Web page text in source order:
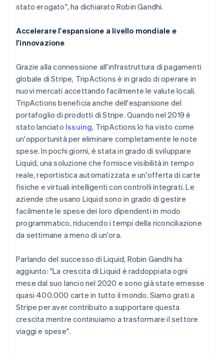
stato erogato", ha dichiarato Robin Gandhi.
Accelerare l'espansione a livello mondiale e
l'innovazione
Grazie alla connessione all'infrastruttura di pagamenti
globale di Stripe, TripActions è in grado di operare in
nuovi mercati accettando facilmente le valute locali.
TripActions beneficia anche dell'espansione del
portafoglio di prodotti di Stripe. Quando nel 2019 è
stato lanciato Issuing, TripActions lo ha visto come
un'opportunità per eliminare completamente le note
spese. In pochi giorni, è stata in grado di sviluppare
Liquid, una soluzione che fornisce visibilità in tempo
reale, reportistica automatizzata e un'offerta di carte
fisiche e virtuali intelligenti con controlli integrati. Le
aziende che usano Liquid sono in grado di gestire
facilmente le spese dei loro dipendenti in modo
programmatico, riducendo i tempi della riconciliazione
da settimane a meno di un'ora.
Parlando del successo di Liquid, Robin Gandhi ha
aggiunto: "La crescita di Liquid è raddoppiata ogni
mese dal suo lancio nel 2020 e sono già state emesse
quasi 400.000 carte in tutto il mondo. Siamo grati a
Stripe per aver contribuito a supportare questa
crescita mentre continuiamo a trasformare il settore
viaggi e spese".
Australia
English
Austria
DeutschEnglish
Belgio
Nederlands Français Deutsch English
Brasile
PortuguêsEnglish
Bulgaria
English
Canada
Français
Cina continentale
简体中文 English
Cipro
English
Croazia
English
Emirati Arabi Uniti
English
Estonia
English
Finlandia
English Svenska
Francia
FrançaisEnglish